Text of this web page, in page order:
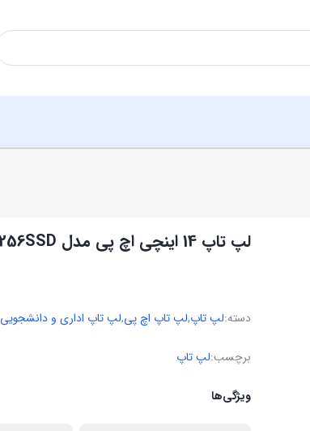
لپ تاپ 14 اینچی اچ پی مدل Probook 640 G5 I5-8265u 8GB 256SSD
دسته:لپ تاپ,لپ تاپ اچ پی,لپ تاپ اداری و دانشجویی
برچسب:لپ تاپ
ویژگی‌ها